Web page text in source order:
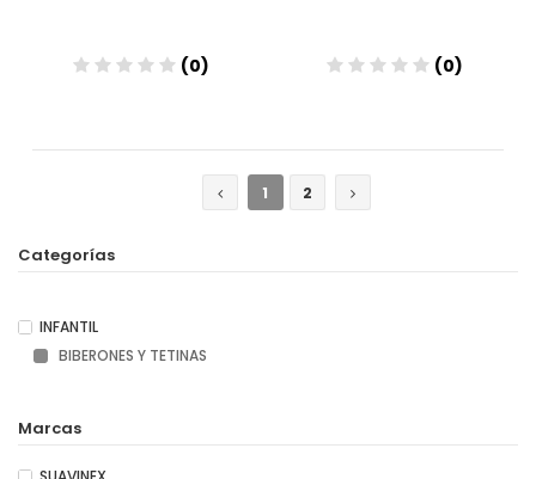
(0) (0)
1
2
Categorías
INFANTIL
BIBERONES Y TETINAS
Marcas